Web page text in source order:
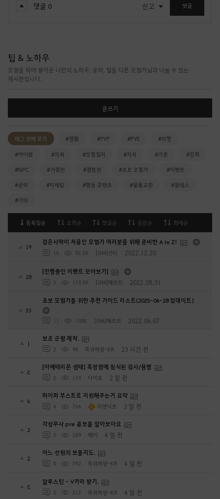
댓글 0 신고 댓글
팁 & 노하우
모험을 하며 쌓아온 나만의 노하우, 공략, 팁을 다른 모험가님과 나눌 수 있는
게시판입니다.
글쓰기
태그 전체 보기 #생활 #PVP #PVE #외형
#아이템 #의뢰 #모험일지 #지식 #기운 #강화
#NPC #거점전 #점령전 #초보 모험가 #이벤트
#공략 #미세팁 #협동 콘텐츠 #물물교환 #클래스
#기타
등록일순 조회순 댓글순 공감순 화제순
19
검은사막이 처음인 모험가 여러분을 위해 준비한 A to Z!
16 85.5K [GM]샨티 2022.12.20
28
[진행중인 이벤트 모아보기]
3 119.5K [GM]메르브 2022.08.31
33
초보 모험가를 위한 추천 가이드 리스트(2025-04-28 업데이트)
11 108K [GM]메르브 2022.04.07
1
보조 군왕 제작.
2 98 흑귀하양-KR 23 시간 전
0
[아에테리온 생태] 흑정령에 침식된 검사/용병
0 119 다이호 2 일 전
6
하이퍼 부스트로 지원해주는거 요약
4 766 라젠닉트 3 일 전
2
각성무사 pve 콤보를 알아보아요
0 309 헤이 4 일 전
2
어느 선원의 보물지도.
0 392 흑귀하양-KR 4 일 전
0
알루스틴 - V카라 받기.
0 317 흑귀하양-KR 4 일 전